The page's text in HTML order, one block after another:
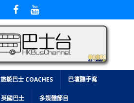
旅遊巴士 COACHES 巴壇隨手寫
英國巴士 多媒體節目